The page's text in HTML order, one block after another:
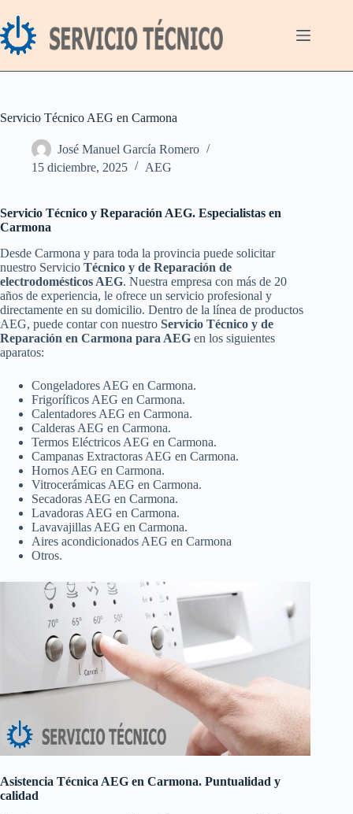
al
contenido
Servicio Técnico AEG en Carmona
José Manuel García Romero
15 diciembre, 2025
AEG
Servicio Técnico y Reparación AEG. Especialistas en
Carmona
Desde Carmona y para toda la provincia puede solicitar
nuestro Servicio Técnico y de Reparación de
electrodomésticos AEG. Nuestra empresa con más de 20
años de experiencia, le ofrece un servicio profesional y
directamente en su domicilio. Dentro de la línea de productos
AEG, puede contar con nuestro Servicio Técnico y de
Reparación en Carmona para AEG en los siguientes
aparatos:
Congeladores AEG en Carmona.
Frigoríficos AEG en Carmona.
Calentadores AEG en Carmona.
Calderas AEG en Carmona.
Termos Eléctricos AEG en Carmona.
Campanas Extractoras AEG en Carmona.
Hornos AEG en Carmona.
Vitrocerámicas AEG en Carmona.
Secadoras AEG en Carmona.
Lavadoras AEG en Carmona.
Lavavajillas AEG en Carmona.
Aires acondicionados AEG en Carmona
Otros.
Asistencia Técnica AEG en Carmona. Puntualidad y
calidad